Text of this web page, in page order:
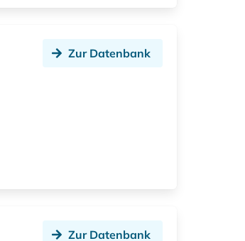
Zur Datenbank
Zur Datenbank